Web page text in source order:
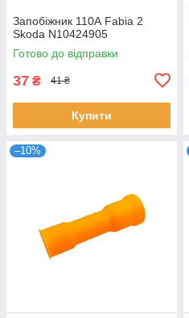
Запобіжник 110А Fabia 2
Skoda N10424905
Готово до відправки
37 ₴ 41 ₴
Купити
–10%